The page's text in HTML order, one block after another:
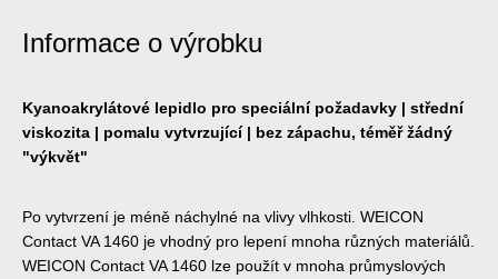
Informace o výrobku
Kyanoakrylátové lepidlo pro speciální požadavky | střední
viskozita | pomalu vytvrzující | bez zápachu, téměř žádný
"výkvět"
Po vytvrzení je méně náchylné na vlivy vlhkosti. WEICON
Contact VA 1460 je vhodný pro lepení mnoha různých materiálů.
WEICON Contact VA 1460 lze použít v mnoha průmyslových